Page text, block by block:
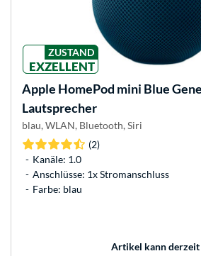
ZUSTAND
EXZELLENT
Apple HomePod mini Blue
Lautsprecher
blau, WLAN, Bluetooth, Siri
(2)
Kanäle: 1.0
Anschlüsse: 1x Stromanschluss
Farbe: blau
Artikel kann